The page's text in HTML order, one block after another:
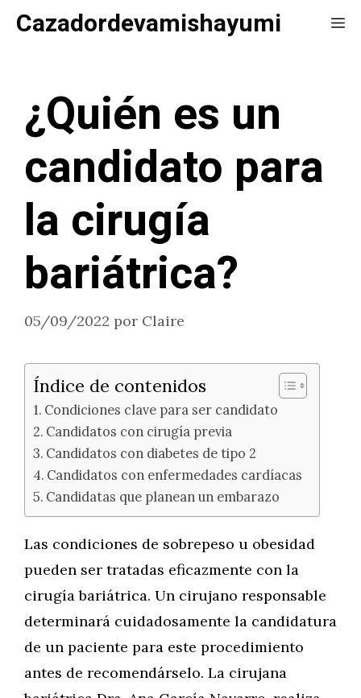
SaltarCazadordevamishayumi
¿Quién es un
candidato para
la cirugía
bariátrica?
05/09/2022 por Claire
Índice de contenidos
Condiciones clave para ser candidato
Candidatos con cirugía previa
Candidatos con diabetes de tipo 2
Candidatos con enfermedades cardíacas
Candidatas que planean un embarazo
Las condiciones de sobrepeso u obesidad
pueden ser tratadas eficazmente con la
cirugía bariátrica. Un cirujano responsable
determinará cuidadosamente la candidatura
de un paciente para este procedimiento
antes de recomendárselo. La cirujana